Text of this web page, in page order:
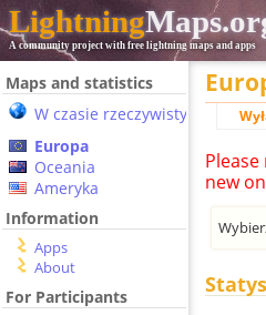
Lightning
A community project with free lightning maps and apps
Maps and statistics
W czasie rzeczywistym
Europa
Oceania
Ameryka
Information
Apps
About
For Participants
new